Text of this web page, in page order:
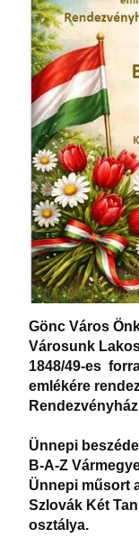
Gönc Város
Városunk
1848/49-es
emlékére
Ünnepi
B-A-Z
Ünnepi műsort
Szlovák Két
osztálya.